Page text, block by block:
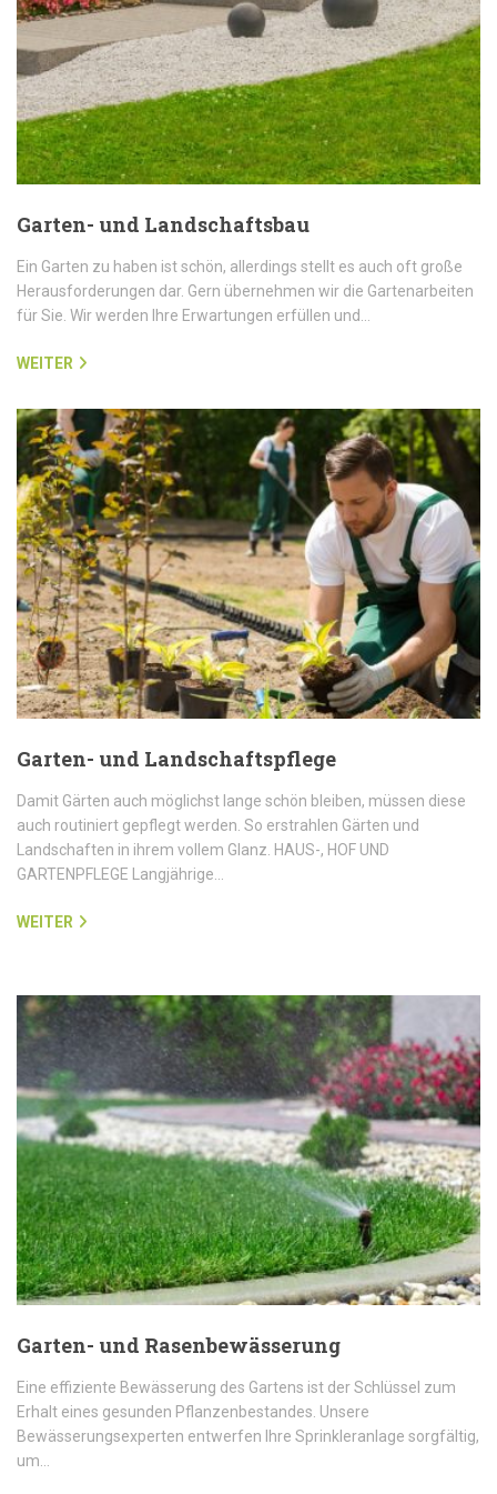
Garten- und Landschaftsbau
Ein Garten zu haben ist schön, allerdings stellt es auch oft große
Herausforderungen dar. Gern übernehmen wir die Gartenarbeiten
für Sie. Wir werden Ihre Erwartungen erfüllen und…
WEITER
Garten- und Landschaftspflege
Damit Gärten auch möglichst lange schön bleiben, müssen diese
auch routiniert gepflegt werden. So erstrahlen Gärten und
Landschaften in ihrem vollem Glanz. HAUS-, HOF UND
GARTENPFLEGE Langjährige…
WEITER
Garten- und Rasenbewässerung
Eine effiziente Bewässerung des Gartens ist der Schlüssel zum
Erhalt eines gesunden Pflanzenbestandes. Unsere
Bewässerungsexperten entwerfen Ihre Sprinkleranlage sorgfältig,
um…